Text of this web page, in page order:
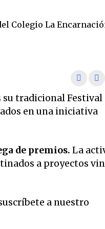
su tradicional Festival
en una iniciativa
de premios. La
a proyectos
a nuestro